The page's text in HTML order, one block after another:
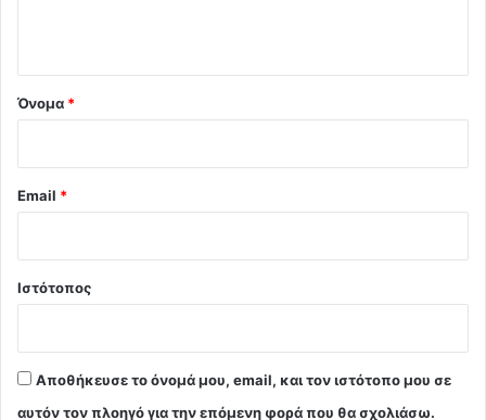
Όνομα *
Email *
Ιστότοπος
Αποθήκευσε το όνομά μου, email, και τον ιστότοπο μου σε
αυτόν τον πλοηγό για την επόμενη φορά που θα σχολιάσω.